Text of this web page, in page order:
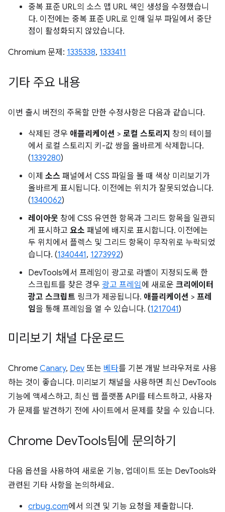
중복 표준 URL의 소스 맵 URL 색인 생성을 수정했습니
다. 이전에는 중복 표준 URL로 인해 일부 파일에서 중단
점이 활성화되지 않았습니다.
Chromium 문제: 1335338, 1333411
기타 주요 내용
이번 출시 버전의 주목할 만한 수정사항은 다음과 같습니다.
삭제된 경우 애플리케이션 > 로컬 스토리지 창의 테이블
에서 로컬 스토리지 키-값 쌍을 올바르게 삭제합니다.
(1339280)
이제 소스 패널에서 CSS 파일을 볼 때 색상 미리보기가
올바르게 표시됩니다. 이전에는 위치가 잘못되었습니다.
(1340062)
레이아웃 창에 CSS 유연한 항목과 그리드 항목을 일관되
게 표시하고 요소 패널에 배지로 표시합니다. 이전에는
두 위치에서 플렉스 및 그리드 항목이 무작위로 누락되었
습니다. (1340441, 1273992)
DevTools에서 프레임이 광고로 라벨이 지정되도록 한
스크립트를 찾은 경우 광고 프레임에 새로운 크리에이터
광고 스크립트 링크가 제공됩니다. 애플리케이션 > 프레
임을 통해 프레임을 열 수 있습니다. (1217041)
미리보기 채널 다운로드
Chrome Canary, Dev 또는 베타를 기본 개발 브라우저로 사용
하는 것이 좋습니다. 미리보기 채널을 사용하면 최신 DevTools
기능에 액세스하고, 최신 웹 플랫폼 API를 테스트하고, 사용자
가 문제를 발견하기 전에 사이트에서 문제를 찾을 수 있습니다.
Chrome DevTools팀에 문의하기
다음 옵션을 사용하여 새로운 기능, 업데이트 또는 DevTools와
관련된 기타 사항을 논의하세요.
crbug.com에서 의견 및 기능 요청을 제출합니다.